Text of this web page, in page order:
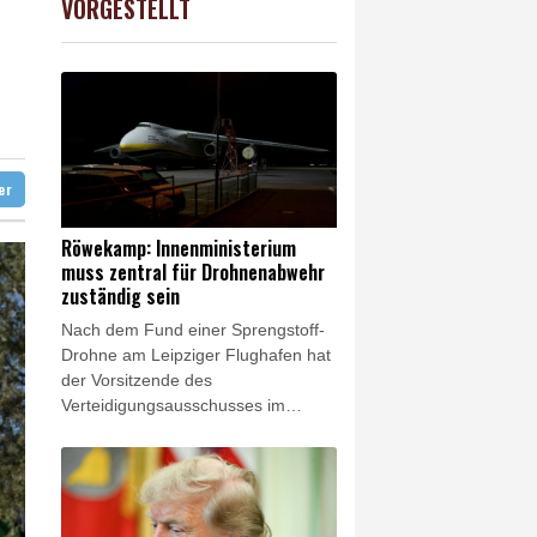
0.01%
VORGESTELLT
Röwekamp: Innenministerium
muss zentral für Drohnenabwehr
zuständig sein
Nach dem Fund einer Sprengstoff-
Drohne am Leipziger Flughafen hat
der Vorsitzende des
Verteidigungsausschusses im
(CDU), eine Zentralisierung der
Zuständigkeit für die Drohnen-
Abwehr beim
Bundesinnenministerium gefordert.